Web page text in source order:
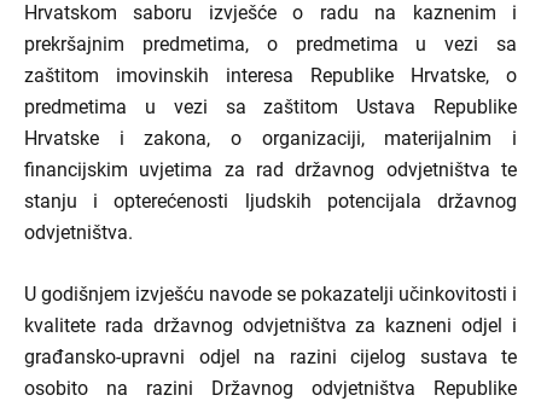
Hrvatskom saboru izvješće o radu na kaznenim i
prekršajnim predmetima, o predmetima u vezi sa
zaštitom imovinskih interesa Republike Hrvatske, o
predmetima u vezi sa zaštitom Ustava Republike
Hrvatske i zakona, o organizaciji, materijalnim i
financijskim uvjetima za rad državnog odvjetništva te
stanju i opterećenosti ljudskih potencijala državnog
odvjetništva.
U godišnjem izvješću navode se pokazatelji učinkovitosti i
kvalitete rada državnog odvjetništva za kazneni odjel i
građansko-upravni odjel na razini cijelog sustava te
osobito na razini Državnog odvjetništva Republike